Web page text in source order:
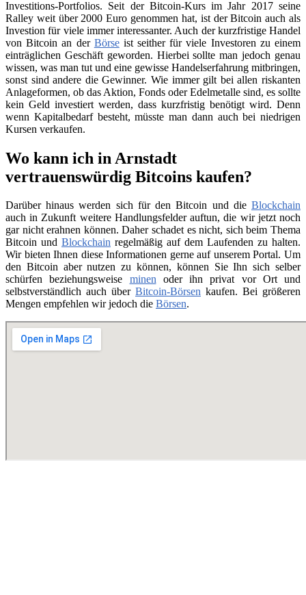
Investitions-Portfolios. Seit der Bitcoin-Kurs im Jahr 2017 seine
Ralley weit über 2000 Euro genommen hat, ist der Bitcoin auch als
Investion für viele immer interessanter. Auch der kurzfristige Handel
von Bitcoin an der Börseist seither für viele Investoren zu einem
einträglichen Geschäft geworden. Hierbei sollte man jedoch genau
wissen, was man tut und eine gewisse Handelserfahrung mitbringen,
sonst sind andere die Gewinner. Wie immer gilt bei allen riskanten
Anlageformen, ob das Aktion, Fonds oder Edelmetalle sind, es sollte
kein Geld investiert werden, dass kurzfristig benötigt wird. Denn
wenn Kapitalbedarf besteht, müsste man dann auch bei niedrigen
Kursen verkaufen.
Wo kann ich in Arnstadt
vertrauenswürdig Bitcoins kaufen?
Darüber hinaus werden sich für den Bitcoin und die Blockchain
auch in Zukunft weitere Handlungsfelder auftun, die wir jetzt noch
gar nicht erahnen können. Daher schadet es nicht, sich beim Thema
Bitcoin und Blockchain regelmäßig auf dem Laufenden zu halten.
Wir bieten Ihnen diese Informationen gerne auf unserem Portal. Um
den Bitcoin aber nutzen zu können, können Sie Ihn sich selber
schürfen beziehungsweise minenoder ihn privat vor Ort und
selbstverständlich auch über Bitcoin-Börsen kaufen. Bei größeren
Mengen empfehlen wir jedoch die Börsen.